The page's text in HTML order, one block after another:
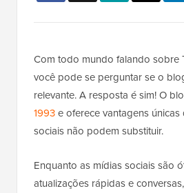
Com todo mundo falando sobre
você pode se perguntar se o
relevante. A resposta é sim! O
1993e oferece vantagens
sociais não podem substituir.
Enquanto as mídias sociais são
atualizações rápidas e